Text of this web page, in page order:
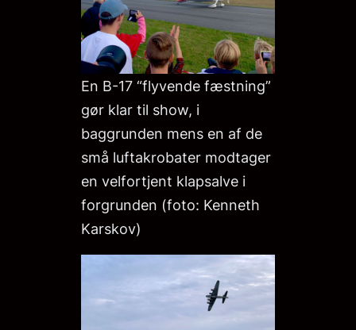
En B-17 “flyvende fæstning”
gør klar til show, i
baggrunden mens en af de
små luftakrobater modtager
en velfortjent klapsalve i
forgrunden (foto: Kenneth
Karskov)